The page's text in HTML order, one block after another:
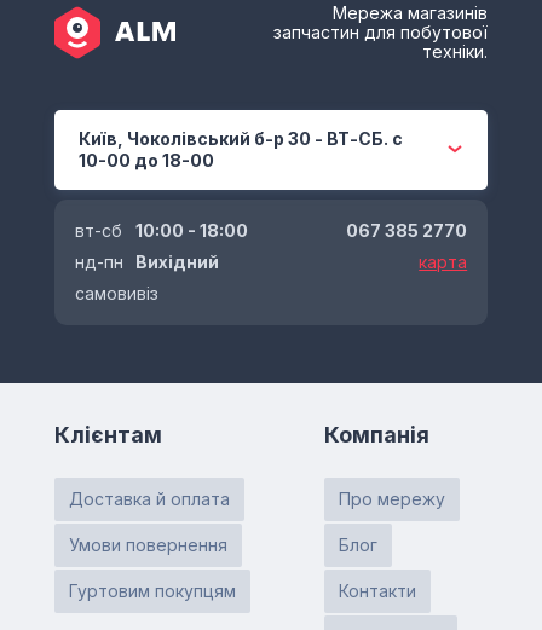
Мережа магазинів
запчастин для побутової
техніки.
Київ, Чоколівський б-р 30 - ВТ-СБ. с
10-00 до 18-00
вт-сб
10:00 - 18:00
нд-пн
Вихідний
самовивіз
067 385 2770
карта
Клієнтам
Доставка й оплата
Умови повернення
Гуртовим покупцям
Компанія
Про мережу
Блог
Контакти